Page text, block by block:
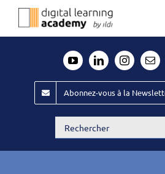
Passer
Évènements ILDI
Offres d’emploi
Abonnez-vous à la
Rechercher: